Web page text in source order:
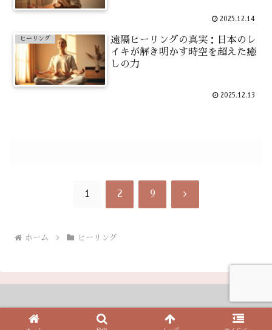
2025.12.14
ヒーリング
遠隔ヒーリングの真実：日本のレ
イキが解き明かす時空を超えた癒
しの力
2025.12.13
1 2 9 次
ホーム ヒーリング
Copyright © 2024 魂の歓び All Rights Reserved.